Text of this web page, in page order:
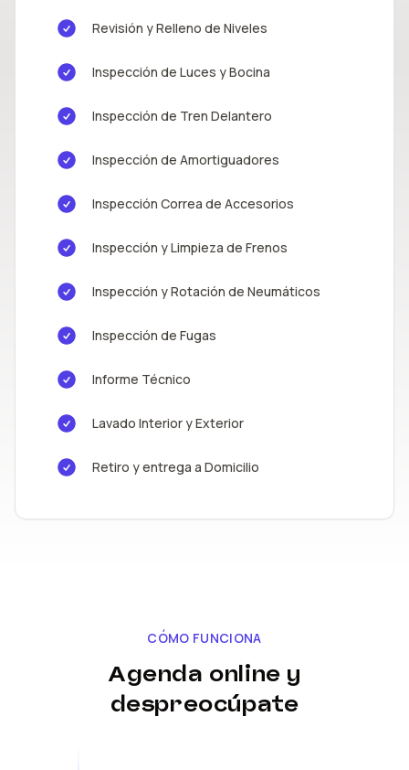
Revisión y Relleno de Niveles
Inspección de Luces y Bocina
Inspección de Tren Delantero
Inspección de Amortiguadores
Inspección Correa de Accesorios
Inspección y Limpieza de Frenos
Inspección y Rotación de Neumáticos
Inspección de Fugas
Informe Técnico
Lavado Interior y Exterior
Retiro y entrega a Domicilio
CÓMO FUNCIONA
Agenda online y
despreocúpate